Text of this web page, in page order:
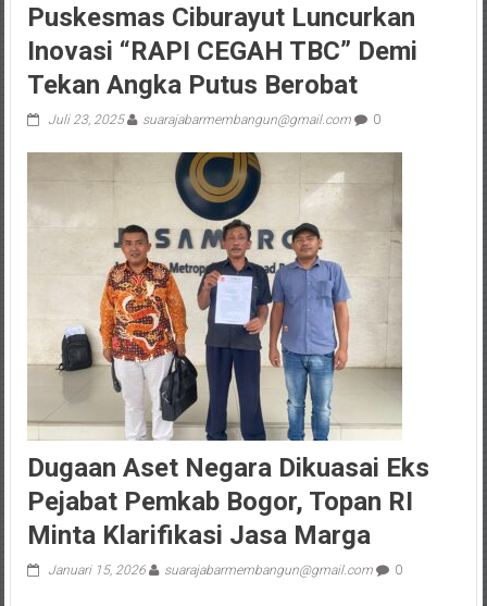
Puskesmas Ciburayut Luncurkan
Inovasi “RAPI CEGAH TBC” Demi
Tekan Angka Putus Berobat
Juli 23, 2025 suarajabarmembangun@gmail.com 0
Dugaan Aset Negara Dikuasai Eks
Pejabat Pemkab Bogor, Topan RI
Minta Klarifikasi Jasa Marga
Januari 15, 2026 suarajabarmembangun@gmail.com 0